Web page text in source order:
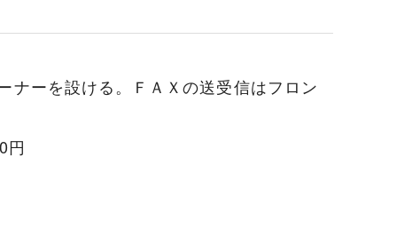
ナーを設ける。ＦＡＸの送受信はフロン
円